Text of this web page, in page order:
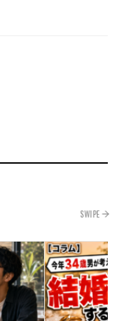
SWIPE